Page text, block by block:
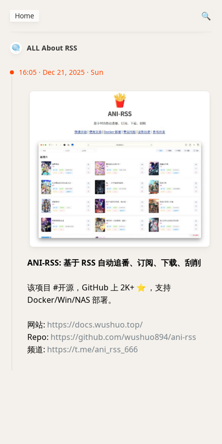
ALL About RSS
16:05 · Dec 21, 2025 · Sun
ANI-RSS: 基于 RSS 自动追番、订阅、下载、刮削
该项目 #开源，GitHub 上 2K+ ⭐️ ，支持
Docker/Win/NAS 部署。
网站: https://docs.wushuo.top/
Repo: https://github.com/wushuo894/ani-rss
频道: https://t.me/ani_rss_666
Home